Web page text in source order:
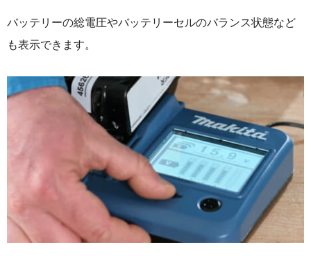
バッテリーの総電圧やバッテリーセルのバランス状態など
も表示できます。